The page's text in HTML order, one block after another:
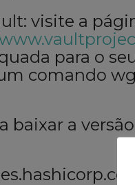
visite a
para o
comando
baixar a